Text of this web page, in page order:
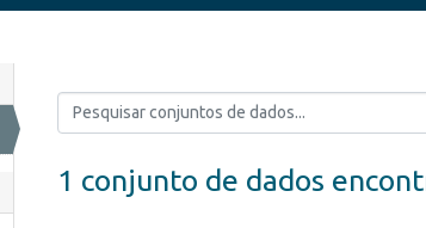
1 conjunto de dados